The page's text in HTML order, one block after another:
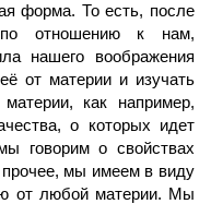
форма. То есть, после
отношению к нам,
нашего воображения
от материи и изучать
как например,
о которых идет
говорим о свойствах
прочее, мы имеем в виду
от любой материи. Мы